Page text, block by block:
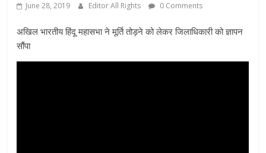
June 28, 2019 Editor All Rights 0 Comments
अखिल भारतीय हिंदू महासभा ने मूर्ति तोड़ने को लेकर जिलाधिकारी को ज्ञापन
सौंपा